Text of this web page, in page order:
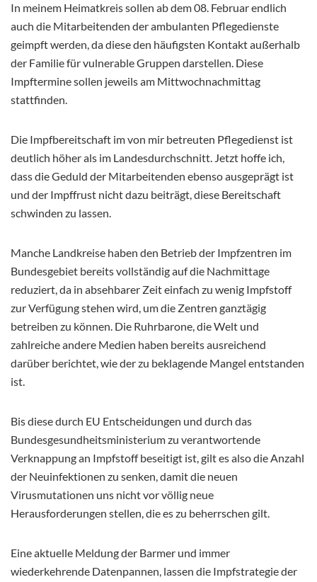
In meinem Heimatkreis sollen ab dem 08. Februar endlich
auch die Mitarbeitenden der ambulanten Pflegedienste
geimpft werden, da diese den häufigsten Kontakt außerhalb
der Familie für vulnerable Gruppen darstellen. Diese
Impftermine sollen jeweils am Mittwochnachmittag
stattfinden.
Die Impfbereitschaft im von mir betreuten Pflegedienst ist
deutlich höher als im Landesdurchschnitt. Jetzt hoffe ich,
dass die Geduld der Mitarbeitenden ebenso ausgeprägt ist
und der Impffrust nicht dazu beiträgt, diese Bereitschaft
schwinden zu lassen.
Manche Landkreise haben den Betrieb der Impfzentren im
Bundesgebiet bereits vollständig auf die Nachmittage
reduziert, da in absehbarer Zeit einfach zu wenig Impfstoff
zur Verfügung stehen wird, um die Zentren ganztägig
betreiben zu können. Die Ruhrbarone, die Welt und
zahlreiche andere Medien haben bereits ausreichend
darüber berichtet, wie der zu beklagende Mangel entstanden
ist.
Bis diese durch EU Entscheidungen und durch das
Bundesgesundheitsministerium zu verantwortende
Verknappung an Impfstoff beseitigt ist, gilt es also die Anzahl
der Neuinfektionen zu senken, damit die neuen
Virusmutationen uns nicht vor völlig neue
Herausforderungen stellen, die es zu beherrschen gilt.
Eine aktuelle Meldung der Barmer und immer
wiederkehrende Datenpannen, lassen die Impfstrategie der